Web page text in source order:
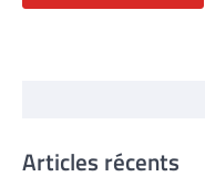
Articles récents